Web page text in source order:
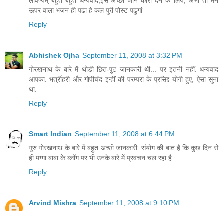
ऊपर वाला भजन ही पढा हे कल पुरी पोस्ट पढुगां
Reply
Abhishek Ojha September 11, 2008 at 3:32 PM
गोरखनाथ के बारे में थोडी छित-पुट जानकारी थी... पर इतनी नहीं. धन्यवाद
आपका. भर्त्रीहरी और गोपीचंद इन्हीं की परम्परा के प्रसिद्द योगी हुए, ऐसा सुना
था.
Reply
Smart Indian September 11, 2008 at 6:44 PM
गुरु गोरखनाथ के बारे में बहुत अच्छी जानकारी. संयोग की बात है कि कुछ दिन से
ही मग्गा बाबा के ब्लॉग पर भी उनके बारे में प्रवचन चल रहा है.
Reply
Arvind Mishra September 11, 2008 at 9:10 PM